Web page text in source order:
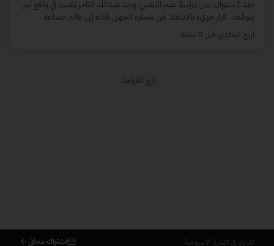
اشترك في النشرة الأسبوعية اشتراك مجاني